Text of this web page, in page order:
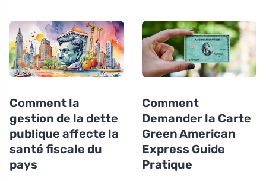
Comment la
gestion de la dette
publique affecte la
santé fiscale du
pays
Comment
Demander la Carte
Green American
Express Guide
Pratique